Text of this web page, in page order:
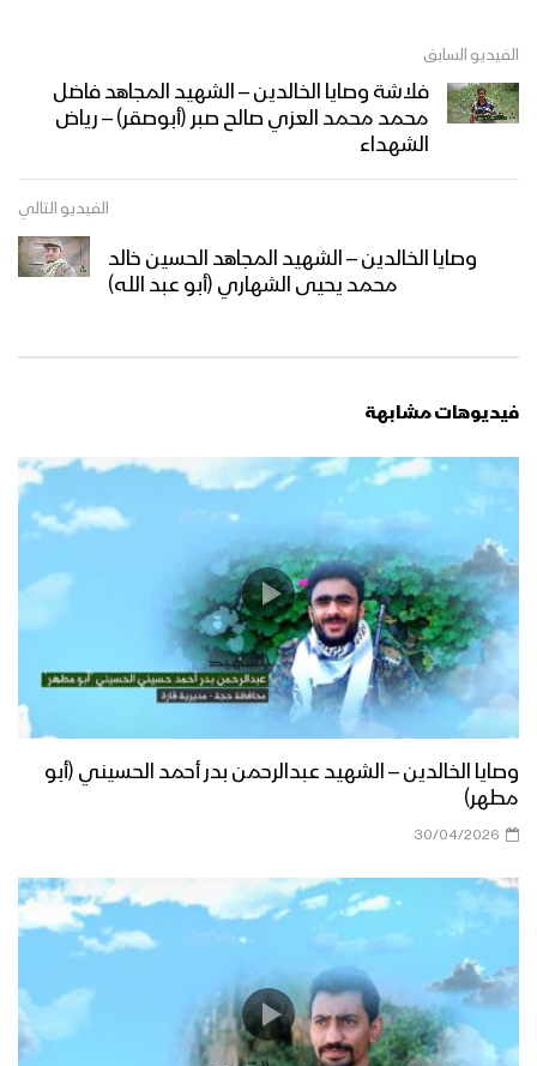
الفيديو السابق
فلاشة وصايا الخالدين – الشهيد المجاهد فاضل
محمد محمد العزي صالح صبر (أبوصقر) – رياض
الشهداء
الفيديو التالي
وصايا الخالدين – الشهيد المجاهد الحسين خالد
محمد يحيى الشهاري (أبو عبد الله)
فيديوهات مشابهة
وصايا الخالدين – الشهيد عبدالرحمن بدر أحمد الحسيني (أبو
مطهر)
30/04/2026